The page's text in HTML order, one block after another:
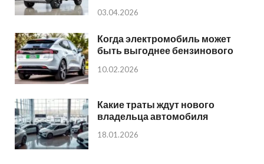
03.04.2026
Когда электромобиль может
быть выгоднее бензинового
10.02.2026
Какие траты ждут нового
владельца автомобиля
18.01.2026